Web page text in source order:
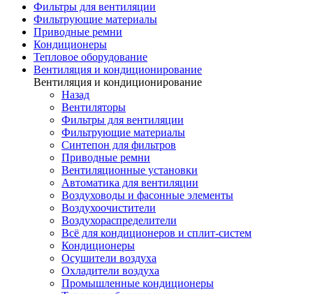
Фильтры для вентиляции
Фильтрующие материалы
Приводные ремни
Кондиционеры
Тепловое оборудование
Вентиляция и кондиционирование
Вентиляция и кондиционирование
Назад
Вентиляторы
Фильтры для вентиляции
Фильтрующие материалы
Синтепон для фильтров
Приводные ремни
Вентиляционные установки
Автоматика для вентиляции
Воздуховоды и фасонные элементы
Воздухоочистители
Воздухораспределители
Всё для кондиционеров и сплит-систем
Кондиционеры
Осушители воздуха
Охладители воздуха
Промышленные кондиционеры